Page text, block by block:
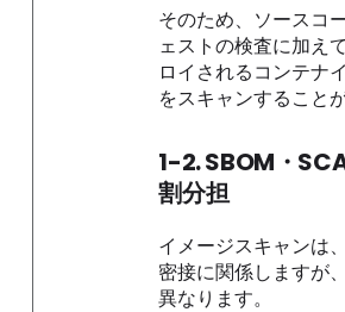
そのため、ソースコ
ェストの検査に加え
ロイされるコンテナ
をスキャンすること
1-2. SBOM・
割分担
イメージスキャンは
密接に関係しますが
異なります。